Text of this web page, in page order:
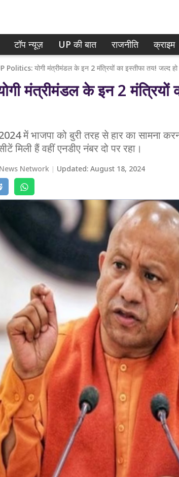
टॉप न्यूज़ UP की बात राजनीति क्राइम
Politics: योगी मंत्रीमंडल के इन 2 मंत्रियों का इस्तीफा तय! जल्द
मंत्रीमंडल के इन 2 मंत्रियों
में भाजपा को बुरी तरह से हार का सामना
मिली हैं वहीं एनडीए नंबर दो पर रहा।
Network Updated:August 18, 2024